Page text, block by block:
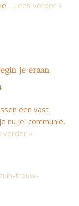
Lees verder »
je eraan.
een vast
nu je communie,
verder »